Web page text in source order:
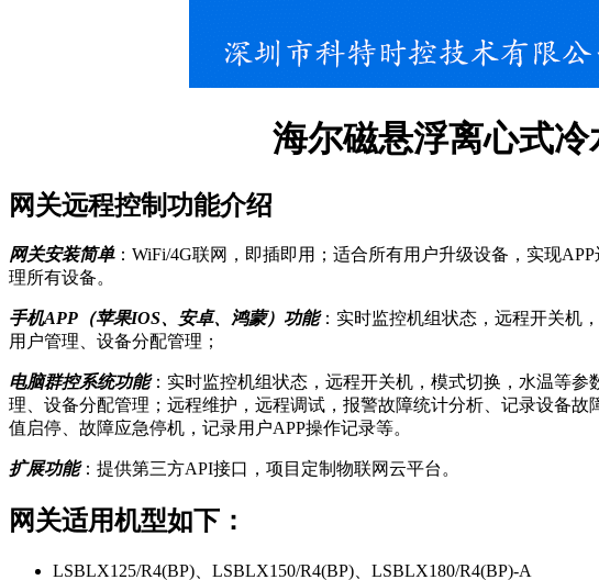
海尔磁悬浮离心式
网关远程控制功能介绍
网关安装简单：WiFi/4G联网，即插即用；适合所有用户升级设备，实现
理所有设备。
手机APP（苹果IOS、安卓、鸿蒙）功能：实时监控机组状态，远程开关机
用户管理、设备分配管理；
电脑群控系统功能：实时监控机组状态，远程开关机，模式切换，水温等
理、设备分配管理；远程维护，远程调试，报警故障统计分析、记录设备
值启停、故障应急停机，记录用户APP操作记录等。
扩展功能：提供第三方API接口，项目定制物联网云平台。
网关适用机型如下：
LSBLX125/R4(BP)、LSBLX150/R4(BP)、LSBLX180/R4(BP)-A